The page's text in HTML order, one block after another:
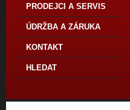
PRODEJCI A SERVIS
ÚDRŽBA A ZÁRUKA
KONTAKT
HLEDAT